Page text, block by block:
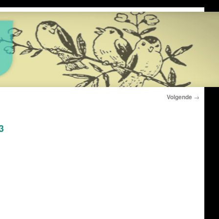
Volgende →